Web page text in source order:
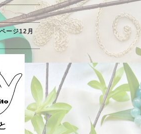
ージ12月